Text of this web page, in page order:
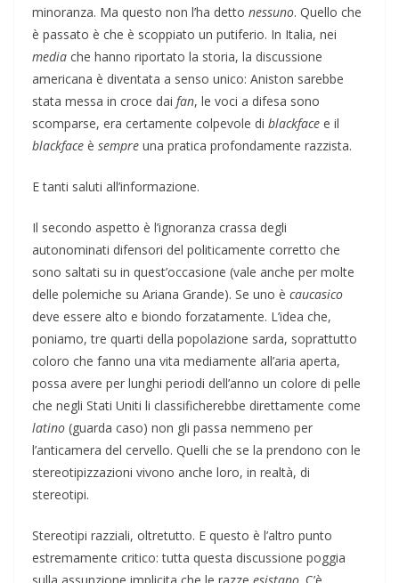
minoranza. Ma questo non l’ha detto nessuno. Quello che
è passato è che è scoppiato un putiferio. In Italia, nei
media che hanno riportato la storia, la discussione
americana è diventata a senso unico: Aniston sarebbe
stata messa in croce dai fan, le voci a difesa sono
scomparse, era certamente colpevole di blackface e il
blackface è sempre una pratica profondamente razzista.
E tanti saluti all’informazione.
Il secondo aspetto è l’ignoranza crassa degli
autonominati difensori del politicamente corretto che
sono saltati su in quest’occasione (vale anche per molte
delle polemiche su Ariana Grande). Se uno è caucasico
deve essere alto e biondo forzatamente. L’idea che,
poniamo, tre quarti della popolazione sarda, soprattutto
coloro che fanno una vita mediamente all’aria aperta,
possa avere per lunghi periodi dell’anno un colore di pelle
che negli Stati Uniti li classificherebbe direttamente come
latino (guarda caso) non gli passa nemmeno per
l’anticamera del cervello. Quelli che se la prendono con le
stereotipizzazioni vivono anche loro, in realtà, di
stereotipi.
Stereotipi razziali, oltretutto. E questo è l’altro punto
estremamente critico: tutta questa discussione poggia